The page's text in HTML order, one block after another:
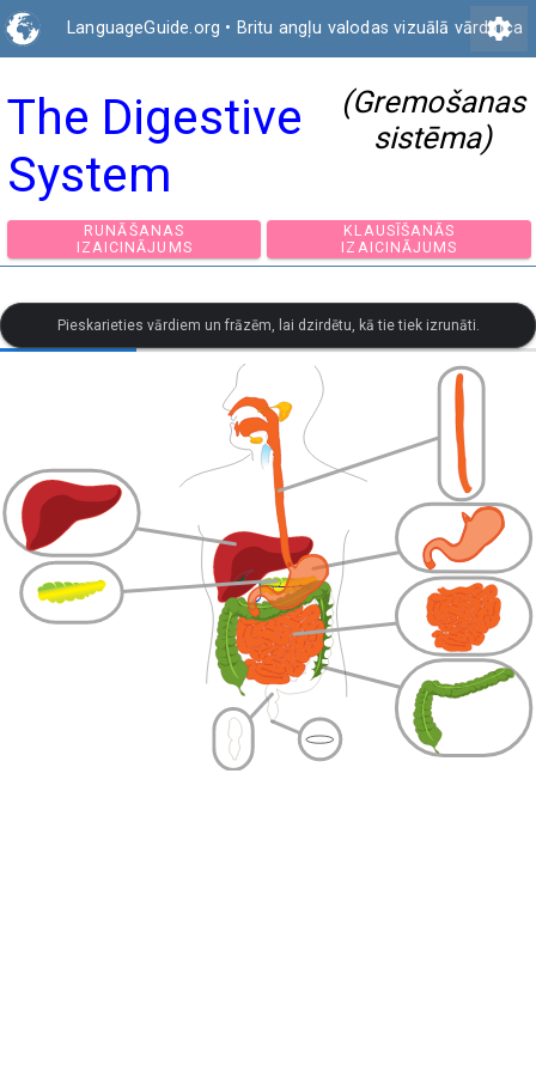
LanguageGuide.org • Britu angļu valodas vizuālā vārdnīca
settings
The Digestive
System
(Gremošanas
sistēma)
RUNĀŠANAS
KLAUSĪŠANĀS
Pieskarieties vārdiem un frāzēm, lai dzirdētu, kā tie tiek izrunāti.